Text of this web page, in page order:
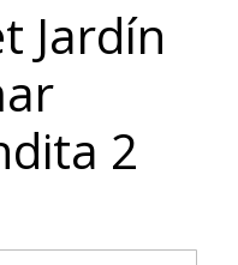
Jardín
2